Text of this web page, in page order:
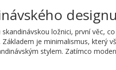
ložnici, první věc,
je minimalismus, který
stylem. Zatímco